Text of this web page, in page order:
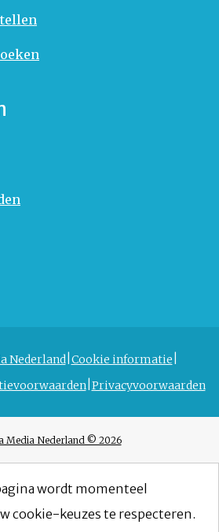
Nederland Cookie informatie
Privacyvoorwaarden
Media Nederland © 2026
wordt momenteel
cookie-keuzes te respecteren.